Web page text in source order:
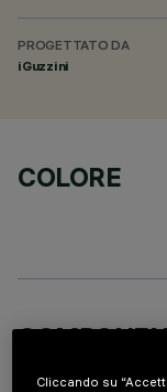
PROGETTATO DA
iGuzzini
COLORE
Cliccando su